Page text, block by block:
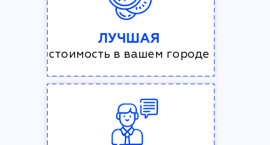
ЛУЧШАЯ
стоимость в вашем городе